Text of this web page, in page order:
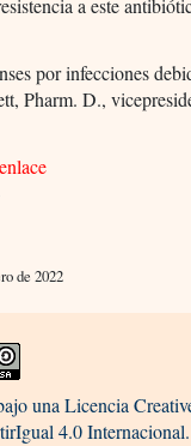
a este
por infecciones
Pharm. D.,
de 2022
una Licencia
4.0 Internacional.